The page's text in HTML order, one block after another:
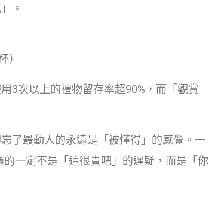
。
）
3次以上的禮物留存率超90%，而「觀賞
了最動人的永遠是「被懂得」的感覺。一
一定不是「這很貴吧」的遲疑，而是「你